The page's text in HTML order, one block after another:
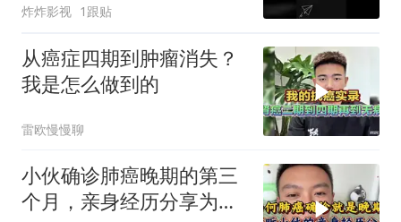
炸炸影视 1跟贴
从癌症四期到肿瘤消失？
我是怎么做到的
雷欧慢慢聊
小伙确诊肺癌晚期的第三
个月，亲身经历分享为什